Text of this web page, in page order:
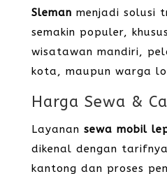
Sleman menjadi solusi
semakin populer,
wisatawan mandiri,
kota, maupun warga
Harga Sewa &
Layanan sewa mobil
dikenal dengan
kantong dan proses